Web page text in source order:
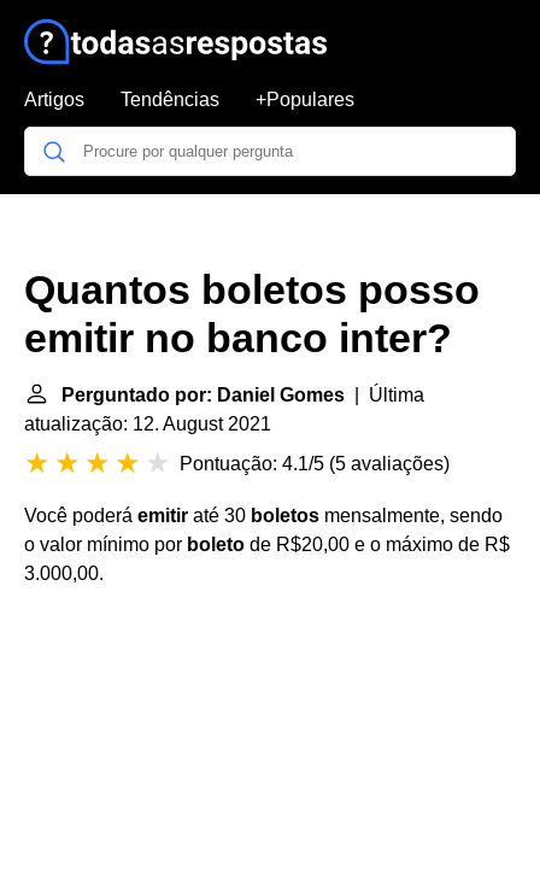
Artigos Tendências +Populares
Quantos boletos posso
emitir no banco inter?
Perguntado por: Daniel Gomes | Última
atualização: 12. August 2021
Pontuação: 4.1/5 (5 avaliações)
Você poderá emitir até 30 boletos mensalmente, sendo
o valor mínimo por boleto de R$20,00 e o máximo de R$
3.000,00.